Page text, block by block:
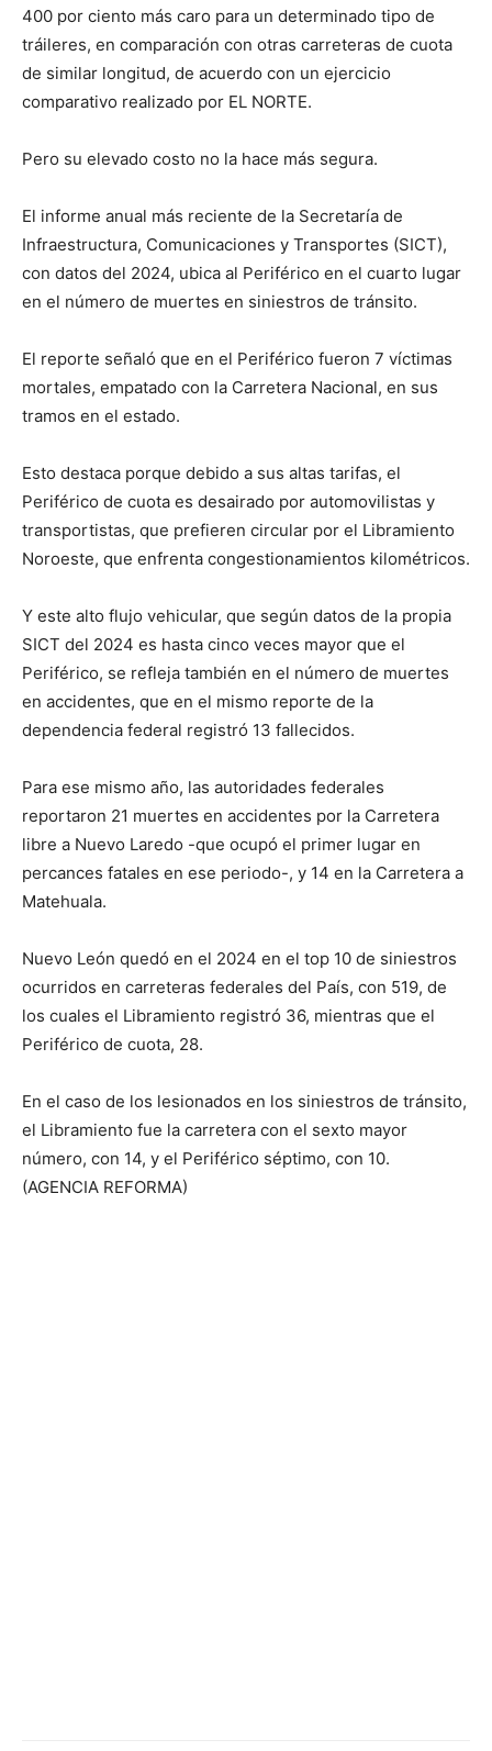
400 por ciento más caro para un determinado tipo de
tráileres, en comparación con otras carreteras de cuota
de similar longitud, de acuerdo con un ejercicio
comparativo realizado por EL NORTE.
Pero su elevado costo no la hace más segura.
El informe anual más reciente de la Secretaría de
Infraestructura, Comunicaciones y Transportes (SICT),
con datos del 2024, ubica al Periférico en el cuarto lugar
en el número de muertes en siniestros de tránsito.
El reporte señaló que en el Periférico fueron 7 víctimas
mortales, empatado con la Carretera Nacional, en sus
tramos en el estado.
Esto destaca porque debido a sus altas tarifas, el
Periférico de cuota es desairado por automovilistas y
transportistas, que prefieren circular por el Libramiento
Noroeste, que enfrenta congestionamientos kilométricos.
Y este alto flujo vehicular, que según datos de la propia
SICT del 2024 es hasta cinco veces mayor que el
Periférico, se refleja también en el número de muertes
en accidentes, que en el mismo reporte de la
dependencia federal registró 13 fallecidos.
Para ese mismo año, las autoridades federales
reportaron 21 muertes en accidentes por la Carretera
libre a Nuevo Laredo -que ocupó el primer lugar en
percances fatales en ese periodo-, y 14 en la Carretera a
Matehuala.
Nuevo León quedó en el 2024 en el top 10 de siniestros
ocurridos en carreteras federales del País, con 519, de
los cuales el Libramiento registró 36, mientras que el
Periférico de cuota, 28.
En el caso de los lesionados en los siniestros de tránsito,
el Libramiento fue la carretera con el sexto mayor
número, con 14, y el Periférico séptimo, con 10.
(AGENCIA REFORMA)